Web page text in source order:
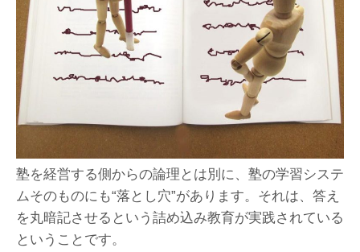
塾を経営する側からの論理とは別に、塾の学習システ
ムそのものにも“落とし穴”があります。それは、答え
を丸暗記させるという詰め込み教育が実践されている
ということです。